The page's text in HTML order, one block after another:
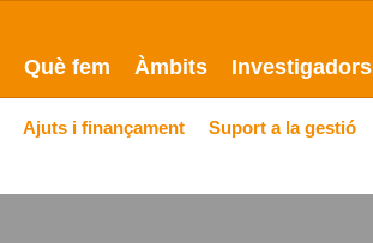
Què fem Àmbits Investigadors
Ajuts i finançament Suport a la gestió